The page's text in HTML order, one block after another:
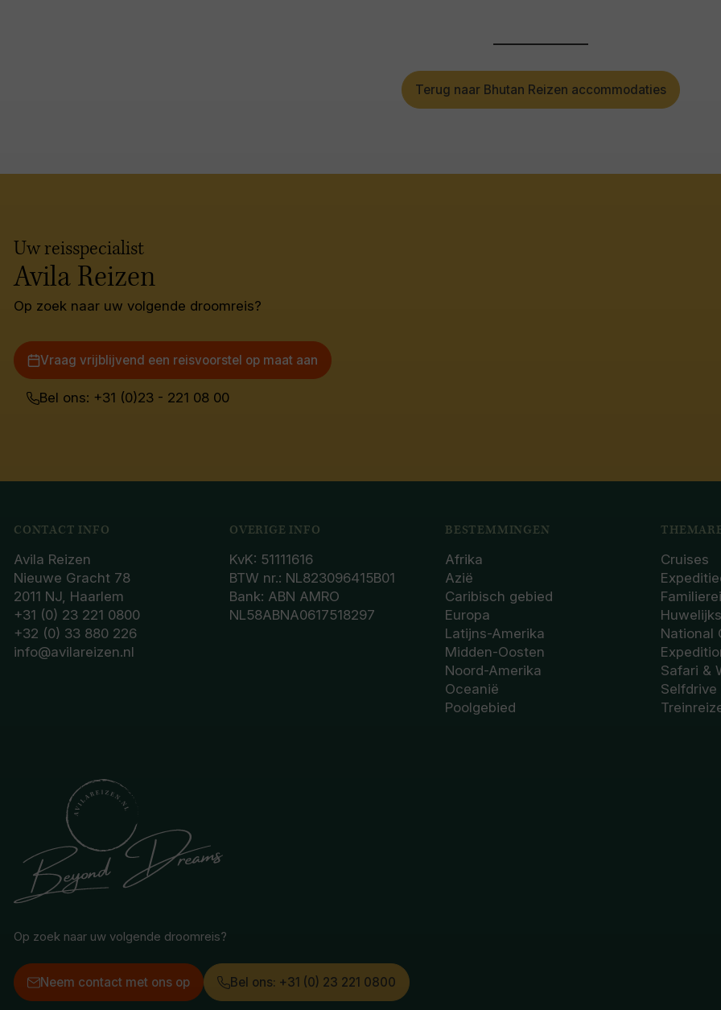
Terug naar Bhutan Reizen accommodaties
Uw reisspecialist
Avila Reizen
Op zoek naar uw volgende droomreis?
Vraag vrijblijvend een reisvoorstel op maat aan
Bel ons: +31 (0)23 - 221 08 00
CONTACT INFO
Avila Reizen
Nieuwe Gracht 78
2011 NJ, Haarlem
+31 (0) 23 221 0800
+32 (0) 33 880 226
info@avilareizen.nl
OVERIGE INFO
KvK: 51111616
BTW nr.: NL823096415B01
Bank: ABN AMRO
NL58ABNA0617518297
BESTEMMINGEN
Afrika
Azië
Caribisch gebied
Europa
Latijns-Amerika
Midden-Oosten
Noord-Amerika
Oceanië
Poolgebied
Cruises
National
Safari &
Selfdrive
Op zoek naar uw volgende droomreis?
Neem contact met ons op Bel ons: +31 (0) 23 221 0800